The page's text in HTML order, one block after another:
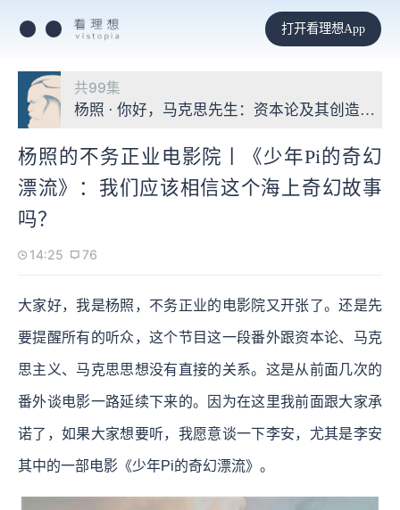
打开看理想App
共99集
杨照 · 你好，马克思先生：资本论及其创造的世
杨照的不务正业电影院丨《少年Pi的奇幻
漂流》：我们应该相信这个海上奇幻故事
吗？
14:25 76
大家好，我是杨照，不务正业的电影院又开张了。还是先
要提醒所有的听众，这个节目这一段番外跟资本论、马克
思主义、马克思思想没有直接的关系。这是从前面几次的
番外谈电影一路延续下来的。因为在这里我前面跟大家承
诺了，如果大家想要听，我愿意谈一下李安，尤其是李安
其中的一部电影《少年Pi的奇幻漂流》。